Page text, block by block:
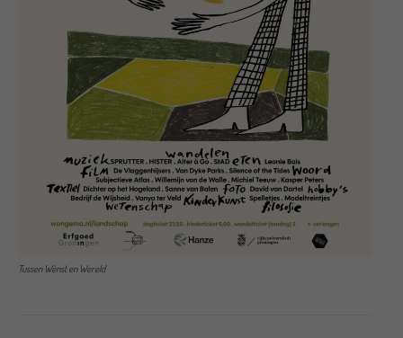
Tussen Wènst en Wereld